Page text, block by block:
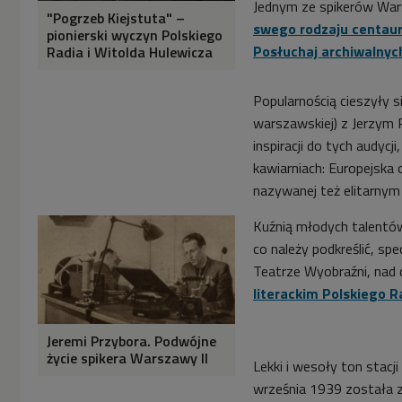
"Pogrzeb Kiejstuta" –
pionierski wyczyn Polskiego
Radia i Witolda Hulewicza
Jednym ze spikerów
swego rodzaju
Posłuchaj
Popularnością cieszyły
warszawskiej) z Jerzym
inspiracji do tych
kawiarniach:
nazywanej też
Jeremi Przybora. Podwójne
życie spikera Warszawy II
Kuźnią młodych
co należy podkreślić,
Teatrze Wyobraźni,
literackim Polskiego
Lekki i wesoły ton
września 1939 została